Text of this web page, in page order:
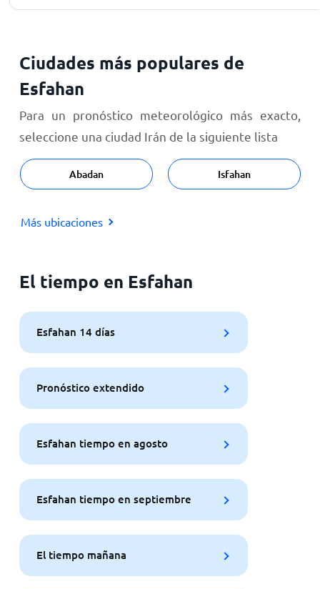
Ciudades más populares de
Esfahan
Para un pronóstico meteorológico más exacto,
seleccione una ciudad Irán de la siguiente lista
Abadan Isfahan
Más ubicaciones
El tiempo en Esfahan
Esfahan 14 días
Pronóstico extendido
Esfahan tiempo en agosto
Esfahan tiempo en septiembre
El tiempo mañana